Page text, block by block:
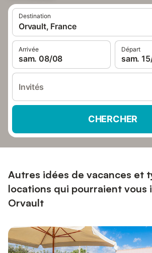
Destination
Orvault, France
Arrivée
sam. 08/08
Départ
sam.
Invités
CHERCHER
Autres idées de vacances et
locations qui pourraient vous
Orvault